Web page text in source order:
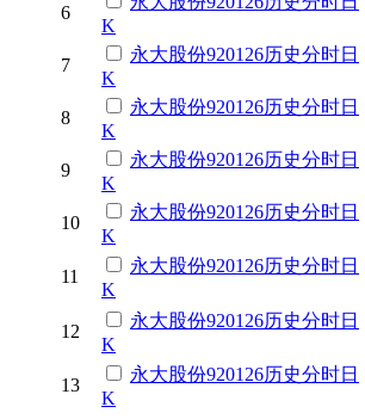
6
K
7
永大股份920126历史分时日
K
8
永大股份920126历史分时日
K
9
永大股份920126历史分时日
K
10
永大股份920126历史分时日
K
11
永大股份920126历史分时日
K
12
永大股份920126历史分时日
K
13
永大股份920126历史分时日
K